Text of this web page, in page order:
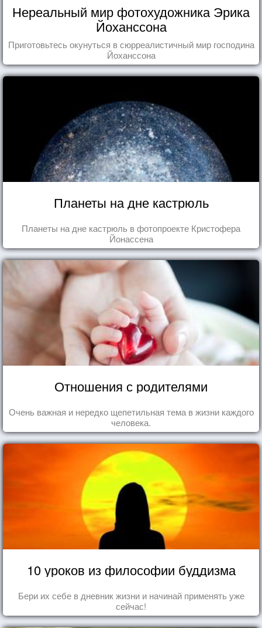
Нереальный мир фотохудожника Эрика
Йоханссона
Приготовьтесь окунуться в сюрреалистичный мир господина
Йоханссона
Планеты на дне кастрюль
Планеты на дне кастрюль в фотопроекте Кристофера
Йонассена
Отношения с родителями
Очень важная и нередко щепетильная тема в жизни каждого
человека.
10 уроков из философии буддизма
Бери их себе в дневник жизни и начинай применять уже
сейчас!